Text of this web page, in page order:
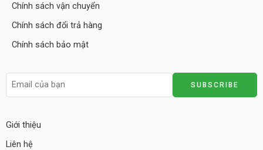
Chính sách vận chuyển
Chính sách đổi trả hàng
Chính sách bảo mật
Giới thiệu
Liên hệ